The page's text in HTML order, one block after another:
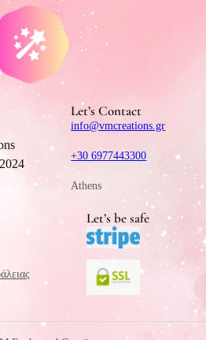
Let’s Contact
info@vmcreations.gr
+30 6977443300
Athens
Let’s be safe